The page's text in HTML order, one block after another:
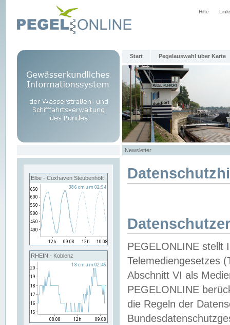
Hilfe
Start Pegelauswahl über Karte
Newsletter
Elbe - Cuxhaven Steubenhöft
RHEIN - Koblenz
PEGELONLINE stellt
Telemediengesetzes
Abschnitt VI als
PEGELONLINE
die Regeln der